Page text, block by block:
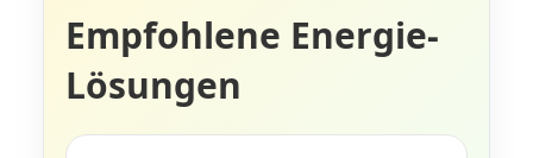
Empfohlene Energie-
Lösungen